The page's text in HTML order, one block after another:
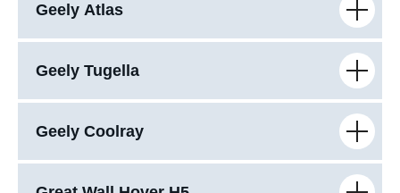
Geely Atlas
Geely Tugella
Geely Coolray